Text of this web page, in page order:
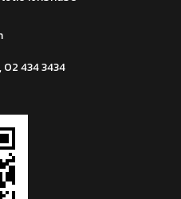
02 434 3434